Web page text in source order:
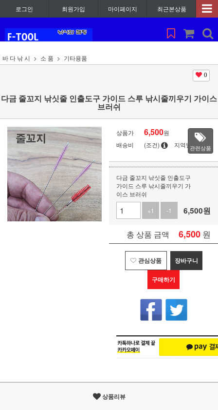
로그인 회원가입 마이페이지 최근본상품
바 다 낚 시 소 품 기타용품
0
다금 줄꼬지 낚싯줄 인출도구 가이드 스루 낚시줄끼우기 가이스
브러쉬
상품가 6,500원
배송비
(조건) 지역별관련상품
다금 줄꼬지 낚싯줄 인출도구
가이드 스루 낚시줄끼우기 가
이스 브러쉬
+1
-1 6,500원
총 상품 금액 6,500 원
관심상품 장바구니
구매하기
상품리뷰